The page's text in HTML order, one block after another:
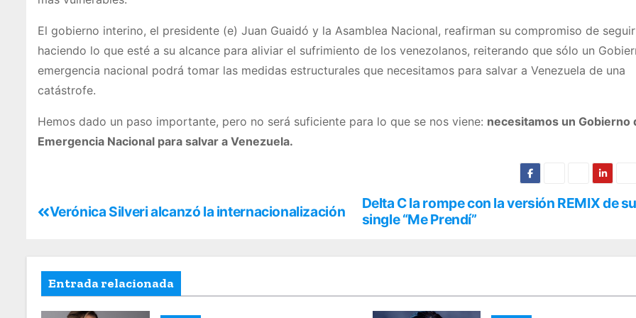
El gobierno interino, el presidente (e) Juan Guaidó y la Asamblea Nacional, reafirman su compromiso de seguir
haciendo lo que esté a su alcance para aliviar el sufrimiento de los venezolanos, reiterando que sólo un
emergencia nacional podrá tomar las medidas estructurales que necesitamos para salvar a Venezuela de una
catástrofe.
Hemos dado un paso importante, pero no será suficiente para lo que se nos viene: necesitamos un Gobierno
Emergencia Nacional para salvar a Venezuela.
Delta C la rompe con la versión REMIX de su
single “Me Prendí”
Verónica Silveri alcanzó la internacionalización
Entrada relacionada